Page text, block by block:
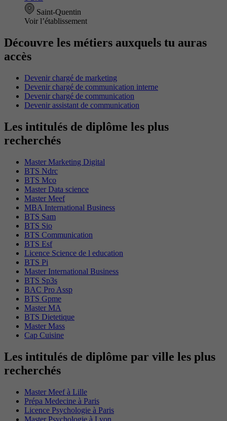
Saint-Quentin
Voir l’établissement
Découvre les métiers auxquels tu auras
accès
Devenir chargé de marketing
Devenir chargé de communication interne
Devenir chargé de communication
Devenir assistant de communication
Les intitulés de diplôme les plus
recherchés
Master Marketing Digital
BTS Ndrc
BTS Mco
Master Data science
Master Meef
MBA International Business
BTS Sam
BTS Sio
BTS Communication
BTS Esf
Licence Science de l education
BTS Pi
Master International Business
BTS Sp3s
BAC Pro Assp
BTS Gpme
Master MA
BTS Dietetique
Master Mass
Cap Cuisine
Les intitulés de diplôme par ville les plus
recherchés
Master Meef à Lille
Prépa Medecine à Paris
Licence Psychologie à Paris
Master Psychologie à Lyon